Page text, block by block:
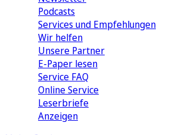
Podcasts
Services und Empfehlungen
Wir helfen
Unsere Partner
E-Paper lesen
Service FAQ
Online Service
Leserbriefe
Anzeigen